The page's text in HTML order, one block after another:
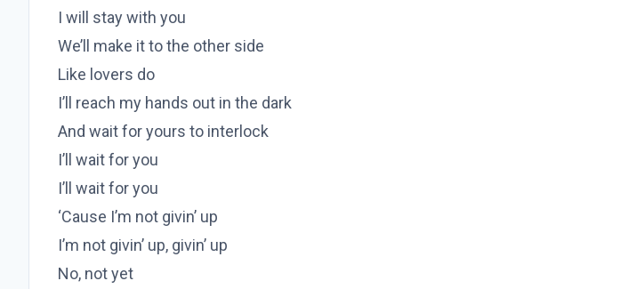
I will stay with you
We’ll make it to the other side
Like lovers do
I’ll reach my hands out in the dark
And wait for yours to interlock
I’ll wait for you
I’ll wait for you
‘Cause I’m not givin’ up
I’m not givin’ up, givin’ up
No, not yet